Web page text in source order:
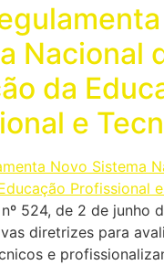
Nacional
da
e
524, de 2 de junho
diretrizes para
e